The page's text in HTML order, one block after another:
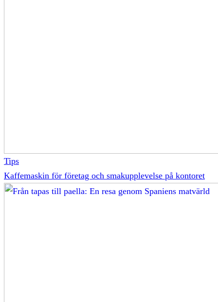
Tips
Kaffemaskin för företag och smakupplevelse på kontoret